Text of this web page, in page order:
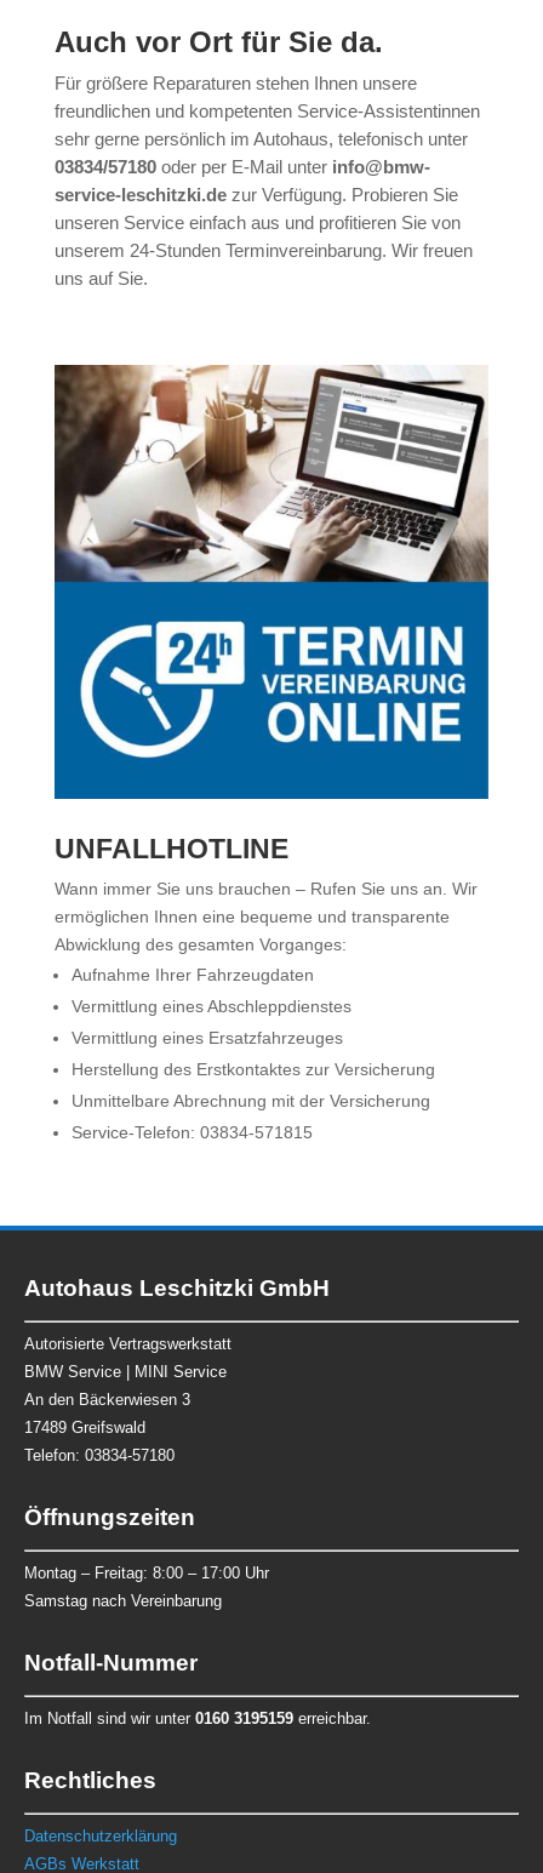
Auch vor Ort für Sie da.
Für größere Reparaturen stehen Ihnen unsere
freundlichen und kompetenten Service-Assistentinnen
sehr gerne persönlich im Autohaus, telefonisch unter
03834/57180oder per E-Mail unter info@bmw-
service-leschitzki.dezur Verfügung. Probieren Sie
unseren Service einfach aus und profitieren Sie von
unserem 24-Stunden Terminvereinbarung. Wir freuen
uns auf Sie.
UNFALLHOTLINE
Wann immer Sie uns brauchen – Rufen Sie uns an. Wir
ermöglichen Ihnen eine bequeme und transparente
Abwicklung des gesamten Vorganges:
Aufnahme Ihrer Fahrzeugdaten
Vermittlung eines Abschleppdienstes
Vermittlung eines Ersatzfahrzeuges
Herstellung des Erstkontaktes zur Versicherung
Unmittelbare Abrechnung mit der Versicherung
Service-Telefon: 03834-571815
Autohaus Leschitzki GmbH
Autorisierte Vertragswerkstatt
BMW Service | MINI Service
An den Bäckerwiesen 3
17489 Greifswald
Telefon: 03834-57180
Öffnungszeiten
Montag – Freitag: 8:00 – 17:00 Uhr
Samstag nach Vereinbarung
Notfall-Nummer
Im Notfall sind wir unter 0160 3195159 erreichbar.
Rechtliches
Datenschutzerklärung
AGBs Werkstatt